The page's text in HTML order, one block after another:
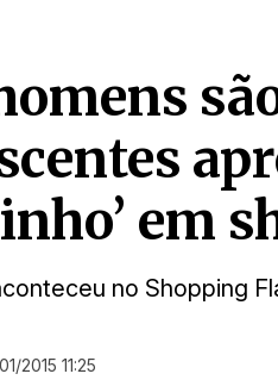
em
no Shopping
2015 11:25